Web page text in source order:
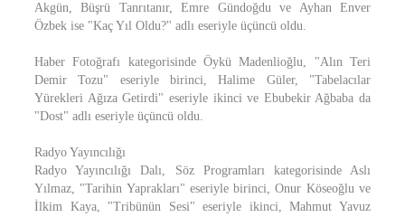
Akgün, Büşrü Tanrıtanır, Emre Gündoğdu ve Ayhan Enver
Özbek ise "Kaç Yıl Oldu?" adlı eseriyle üçüncü oldu.
Haber Fotoğrafı kategorisinde Öykü Madenlioğlu, "Alın Teri
Demir Tozu" eseriyle birinci, Halime Güler, "Tabelacılar
Yürekleri Ağıza Getirdi" eseriyle ikinci ve Ebubekir Ağbaba da
"Dost" adlı eseriyle üçüncü oldu.
Radyo Yayıncılığı
Radyo Yayıncılığı Dalı, Söz Programları kategorisinde Aslı
Yılmaz, "Tarihin Yaprakları" eseriyle birinci, Onur Köseoğlu ve
İlkim Kaya, "Tribünün Sesi" eseriyle ikinci, Mahmut Yavuz